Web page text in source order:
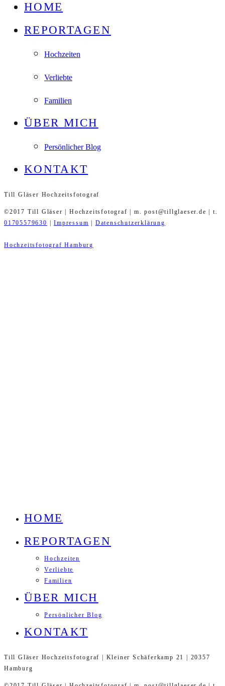
HOME
REPORTAGEN
Hochzeiten
Verliebte
Familien
ÜBER MICH
Persönlicher Blog
KONTAKT
Till Gläser Hochzeitsfotograf
©2017 Till Gläser | Hochzeitsfotograf | m. post@tillglaeser.de | t.
01705579630
|Impressum Datenschutzerklärung
Hochzeitsfotograf Hamburg
HOME
REPORTAGEN
Hochzeiten
Verliebte
Familien
ÜBER MICH
Persönlicher Blog
KONTAKT
Till Gläser Hochzeitsfotograf | Kleiner Schäferkamp 21 | 20357
Hamburg